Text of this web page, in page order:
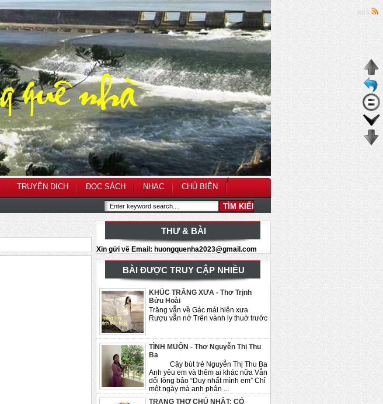
TRUYỆN DỊCH
/
ĐỌC SÁCH NHẠC CHỦ BIÊN
RSS
THƯ & BÀI
Xin gửi về Email: huongquenha2023@gmail.com
BÀI ĐƯỢC TRUY CẬP NHIỀU
KHÚC TRĂNG XƯA - Thơ Trịnh
Bửu Hoài
Trăng vẫn về Gác mái hiên xưa
Rượu vẫn nở Trên vành ly thuở trước
TÌNH MUỘN - Thơ Nguyễn Thị Thu
Ba
Cây bút trẻ Nguyễn Thị Thu Ba
Anh yêu em và thêm ai khác nữa Vẫn
dối lòng bảo “Duy nhất mình em” Chỉ
một ngày mà anh phân ...
TRANG THƠ CHỦ NHẬT: CÓ